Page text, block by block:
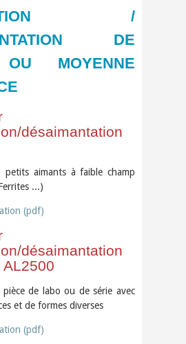
/
DE
MOYENNE
désaimantation
petits aimants à faible champ
...)
(pdf)
désaimantation
de labo ou de série avec
et de formes diverses
(pdf)